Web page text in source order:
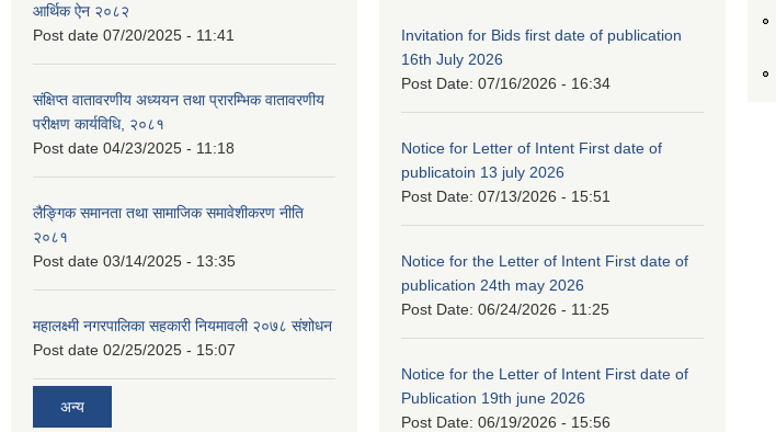
आर्थिक ऐन २०८२
Post date 07/20/2025 - 11:41
संक्षिप्त वातावरणीय अध्ययन तथा प्रारम्भिक वातावरणीय
परीक्षण कार्यविधि, २०८१
Post date 04/23/2025 - 11:18
लैङ्गिक समानता तथा सामाजिक समावेशीकरण नीति
२०८१
Post date 03/14/2025 - 13:35
महालक्ष्मी नगरपालिका सहकारी नियमावली २०७८ संशोधन
Post date 02/25/2025 - 15:07
अन्य
Invitation for Bids first date of publication
16th July 2026
Post Date: 07/16/2026 - 16:34
Notice for Letter of Intent First date of
publicatoin 13 july 2026
Post Date: 07/13/2026 - 15:51
Notice for the Letter of Intent First date of
publication 24th may 2026
Post Date: 06/24/2026 - 11:25
Notice for the Letter of Intent First date of
Publication 19th june 2026
Post Date: 06/19/2026 - 15:56